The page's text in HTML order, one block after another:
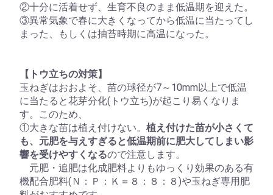
②十分に活着せず、生育不良のまま低温期を迎えた。
③異常気象で春に大きくなってから低温に当たってし
まった、もしくは抽苔時期に高温になった。
【トウ立ちの対策】
玉ねぎはおおよそ、苗の球径が7～10mm以上で低温
に当たると花芽分化(トウ立ち)が起こり易くなりま
す。このため、
①大きな苗は植え付けない。 植え付けた苗が小さくて
も、元肥を与えすぎると低温期前に肥大してしまい影
響を受けやすくなるので注意します。
元肥・追肥は化成肥料よりもゆっくり効果のある有
機配合肥料(Ｎ：Ｐ：Ｋ＝８：８：８)や玉ねぎ専用肥